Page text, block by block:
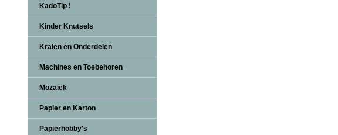
KadoTip !
Kinder Knutsels
Kralen en Onderdelen
Machines en Toebehoren
Mozaïek
Papier en Karton
Papierhobby's